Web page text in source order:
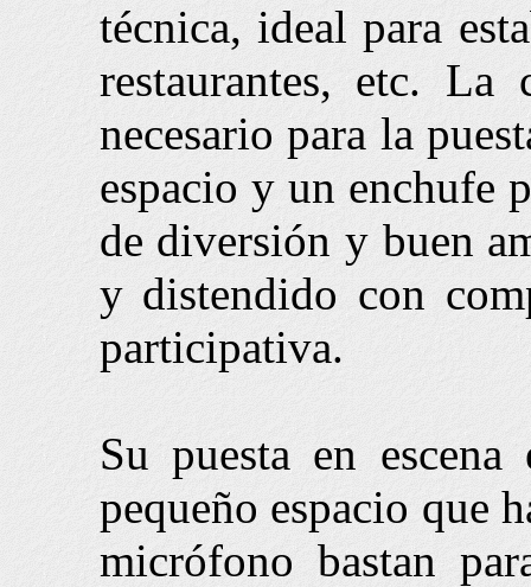
técnica, ideal para
restaurantes, etc.
necesario para la
espacio y un enchufe
de diversión y buen
y distendido con
participativa.
Su puesta en
pequeño espacio que
micrófono bastan